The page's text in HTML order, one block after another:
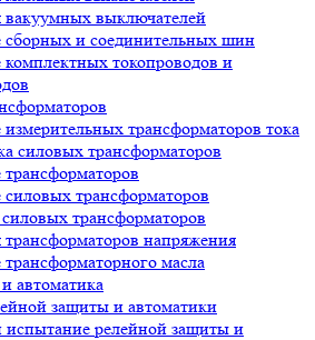
выключателей
и соединительных шин
токопроводов и
трансформаторов тока
силовых трансформаторов
трансформаторов
трансформаторов
напряжения
масла
автоматика
защиты и автоматики
испытание релейной защиты и